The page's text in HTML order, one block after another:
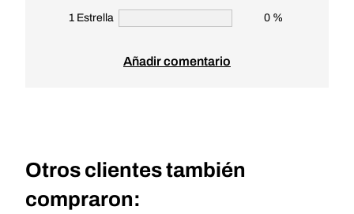
1 Estrella 0 %
Añadir comentario
Otros clientes también
compraron: